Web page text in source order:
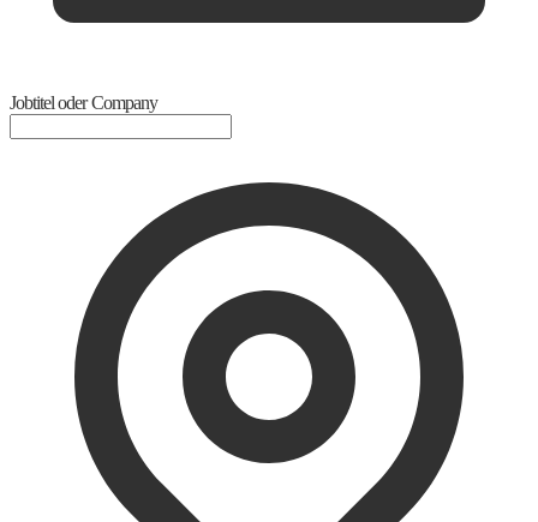
Jobtitel oder Company